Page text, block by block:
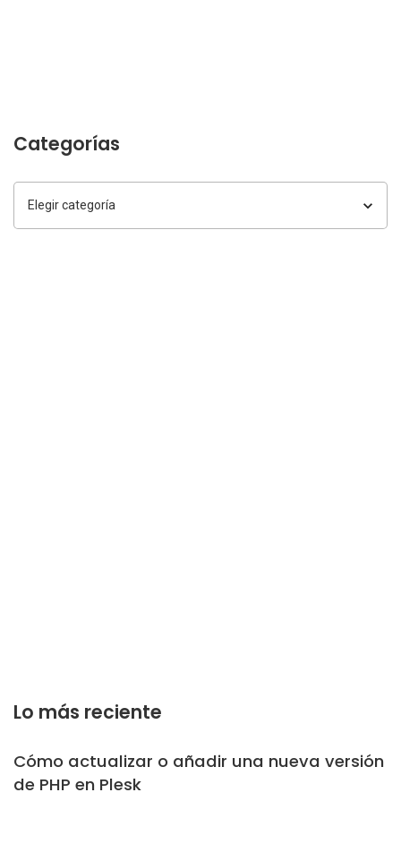
Categorías
Lo más reciente
Cómo actualizar o añadir una nueva versión
de PHP en Plesk